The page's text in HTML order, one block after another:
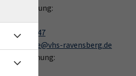
Beratung:
Lechte
05201 8109-47
britta.lechte@vhs-ravensberg.de
zur Buchung: